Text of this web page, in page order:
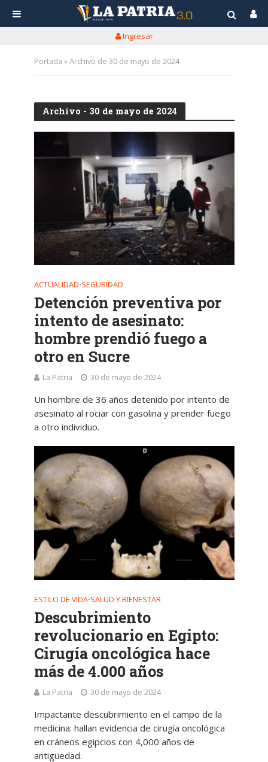
Ingresar
Portada »Archivo de 30 de mayo de 2024
Archivo - 30 de mayo de 2024
ACTUALIDAD•SEGURIDAD
Detención preventiva por
intento de asesinato:
hombre prendió fuego a
otro en Sucre
La Patria 30 de mayo de 2024
Un hombre de 36 años detenido por intento de
asesinato al rociar con gasolina y prender fuego
a otro individuo.
ESTILO DE VIDA•SALUD Y BIENESTAR
Descubrimiento
revolucionario en Egipto:
Cirugía oncológica hace
más de 4.000 años
La Patria 30 de mayo de 2024
Impactante descubrimiento en el campo de la
medicina: hallan evidencia de cirugía oncológica
en cráneos egipcios con 4,000 años de
antigüedad.